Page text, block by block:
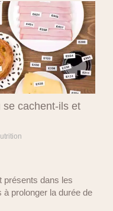
se cachent-ils et
présents dans les
prolonger la durée de